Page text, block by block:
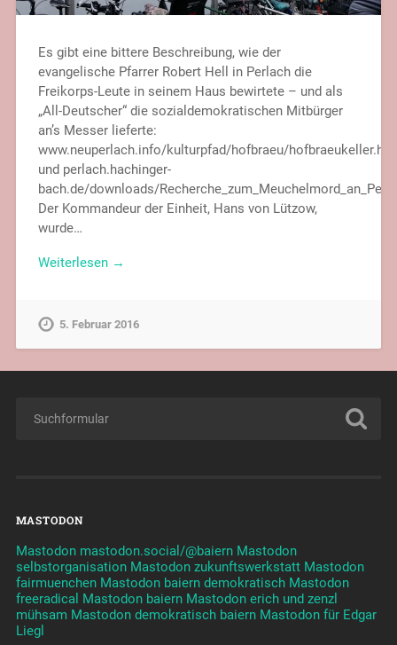
Es gibt eine bittere Beschreibung, wie der
evangelische Pfarrer Robert Hell in Perlach die
Freikorps-Leute in seinem Haus bewirtete – und als
„All-Deutscher“ die sozialdemokratischen Mitbürger
an’s Messer lieferte:
www.neuperlach.info/kulturpfad/hofbraeu/
und perlach.hachinger-
bach.de/downloads/
Der Kommandeur der Einheit, Hans von Lützow,
wurde…
Weiterlesen →
5. Februar 2016
MASTODON
Mastodon mastodon.social/@baiern Mastodon
selbstorganisation Mastodon zukunftswerkstatt Mastodon
fairmuenchen Mastodon baiern demokratisch Mastodon
freeradical Mastodon baiern Mastodon erich und zenzl
mühsam Mastodon demokratisch baiern Mastodon für Edgar
Liegl